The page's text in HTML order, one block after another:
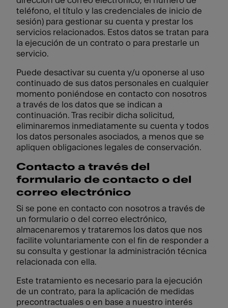
teléfono, el título y las credenciales de inicio de
sesión) para gestionar su cuenta y prestar los
servicios relacionados. Estos datos se tratan para
la ejecución de un contrato o para prestarle un
servicio.
Puede desactivar su cuenta y/u oponerse al uso
continuado de sus datos personales en cualquier
momento poniéndose en contacto con nosotros
a través de los datos que se indican a
continuación. Tras recibir dicha solicitud,
eliminaremos inmediatamente su cuenta y todos
los datos personales asociados, a menos que se
apliquen obligaciones legales de conservación.
Contacto a través del
formulario de contacto o del
correo electrónico
Si se pone en contacto con nosotros a través de
un formulario o del correo electrónico,
almacenaremos y trataremos los datos que nos
facilite voluntariamente con el fin de responder a
su consulta y gestionar la administración técnica
relacionada con ella.
Este tratamiento es necesario para la ejecución
de un contrato, para la aplicación de medidas
precontractuales o en base a nuestro interés